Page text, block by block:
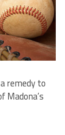
remedy to
Madona’s